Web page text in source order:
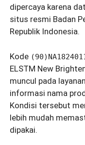
dipercaya karena
situs resmi Badan
Republik Indonesia.
Kode
ELSTM New
muncul pada
informasi nama
Kondisi tersebut
lebih mudah
dipakai.